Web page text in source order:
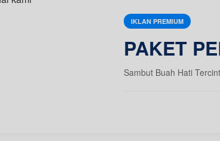
IKLAN PREMIUM
PAKET
Sambut Buah Hati